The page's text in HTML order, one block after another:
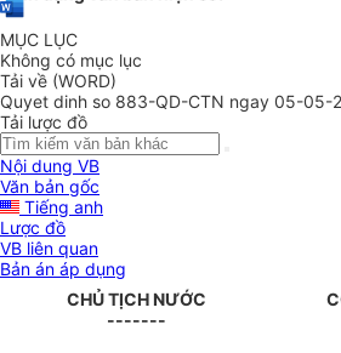
MỤC LỤC
Không có mục lục
Tải về (WORD)
Quyet dinh so 883-QD-CTN ngay 05-05-
Tải lược đồ
Nội dung VB
Văn bản gốc
Tiếng anh
Lược đồ
VB liên quan
Bản án áp dụng
CHỦ TỊCH NƯỚC
-------